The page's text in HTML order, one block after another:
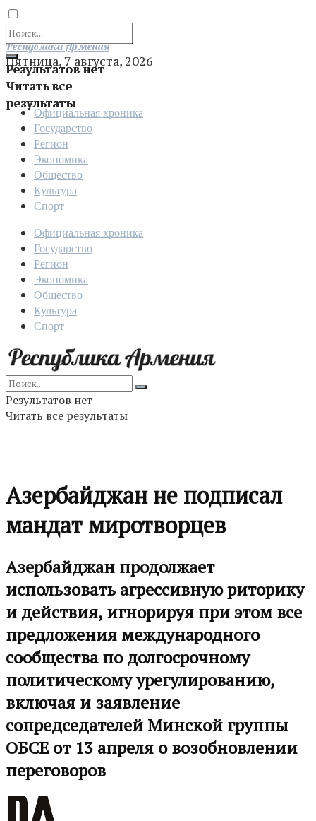
Результатов нет
Читать все
результаты
Отправить
Республика Армения
Пятница, 7 августа, 2026
Официальная хроника
Государство
Регион
Экономика
Общество
Культура
Спорт
Официальная хроника
Государство
Регион
Экономика
Общество
Культура
Спорт
Результатов нет
Читать все результаты
Азербайджан не подписал
мандат миротворцев
Азербайджан продолжает
использовать агрессивную риторику
и действия, игнорируя при этом все
предложения международного
сообщества по долгосрочному
политическому урегулированию,
включая и заявление
сопредседателей Минской группы
ОБСЕ от 13 апреля о возобновлении
переговоров